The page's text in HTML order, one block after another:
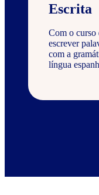
Escrita
Com o curso
escrever
com a
língua